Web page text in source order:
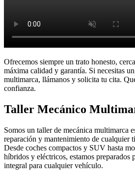
Ofrecemos siempre un trato honesto,
máxima calidad y garantía. Si necesitas
multimarca, llámanos y solicita tu cita.
confianza.
Taller Mecánico
Somos un taller de mecánica multimarca
reparación y mantenimiento de cualquier
Desde coches compactos y SUV hasta
híbridos y eléctricos, estamos preparados
integral para cualquier vehículo.